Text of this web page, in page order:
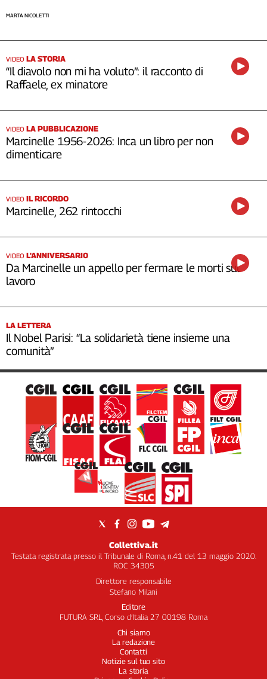
MARTA NICOLETTI
VIDEO LA STORIA
“Il diavolo non mi ha voluto”: il racconto di
Raffaele, ex minatore
VIDEO LA PUBBLICAZIONE
Marcinelle 1956-2026: Inca un libro per non
dimenticare
VIDEO IL RICORDO
Marcinelle, 262 rintocchi
VIDEO L'ANNIVERSARIO
Da Marcinelle un appello per fermare le morti sul
lavoro
LA LETTERA
Il Nobel Parisi: “La solidarietà tiene insieme una
comunità”
Collettiva.it
Testata registrata presso il Tribunale di Roma, n.41 del 13 maggio 2020.
ROC 34305
Direttore responsabile
Stefano Milani
Editore
FUTURA SRL, Corso d’Italia 27 00198 Roma
Chi siamo
La redazione
Contatti
Notizie sul tuo sito
La storia